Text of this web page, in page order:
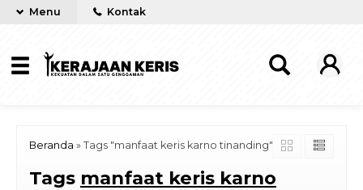
Menu Kontak
Beranda » Tags "manfaat keris karno tinanding"
Tags manfaat keris karno